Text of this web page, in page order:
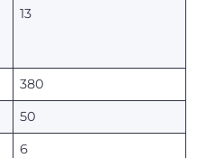
13
380
50
6